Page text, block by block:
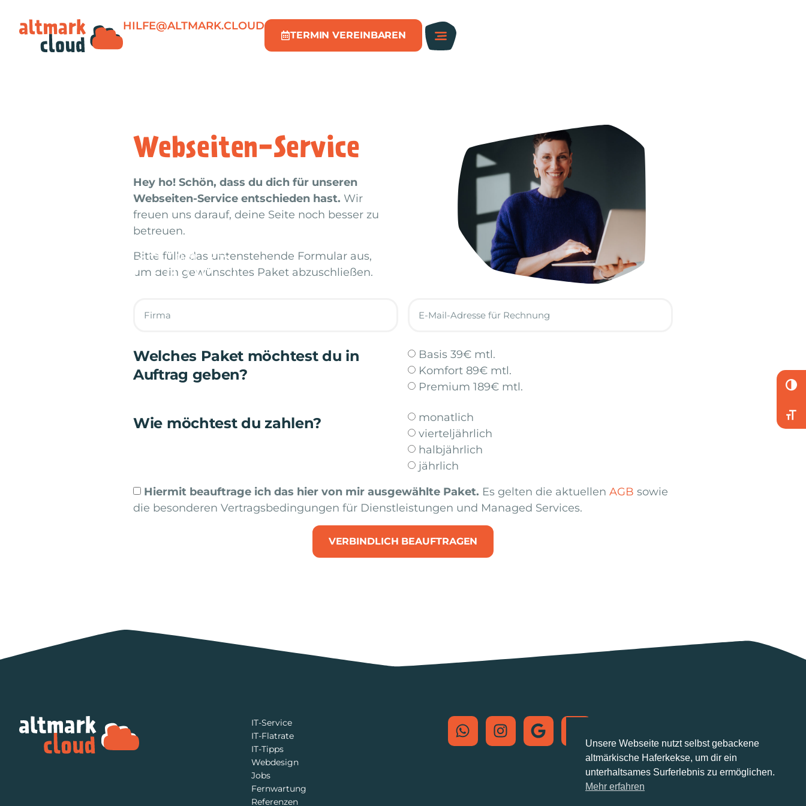
HILFE@ALTMARK.CLOUD
TERMIN VEREINBAREN
Webseiten-Service
Hey ho! Schön, dass du dich für unseren
Webseiten-Service entschieden hast. Wir
freuen uns darauf, deine Seite noch besser zu
betreuen.
Bitte fülle das untenstehende Formular aus,
um dein gewünschtes Paket abzuschließen.
Welches Paket möchtest du in
Auftrag geben?
Basis 39€ mtl.
Komfort 89€ mtl.
Premium 189€ mtl.
Wie möchtest du zahlen?
monatlich
vierteljährlich
halbjährlich
jährlich
Hiermit beauftrage ich das hier von mir ausgewählte Paket. Es gelten die aktuellen AGB sowie
die besonderen Vertragsbedingungen für Dienstleistungen und Managed Services.
VERBINDLICH BEAUFTRAGEN
IT-Service
IT-Flatrate
IT-Tipps
Webdesign
Jobs
Fernwartung
Referenzen
Arneburger Straße 21a
39576 Stendal
hallo@altmark.cloud
Unsere Webseite nutzt selbst gebackene
altmärkische Haferkekse, um dir ein
unterhaltsames Surferlebnis zu ermöglichen.
Mehr erfahren